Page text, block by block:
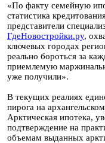
«По факту семейную
статистика
представители
ГдеНовостройки.ру,
ключевых городах
реально бороться за
приемлемую
уже получили».
В текущих реалиях
пирога на
Арктическая ипотека,
подтверждение на
объемам выданных